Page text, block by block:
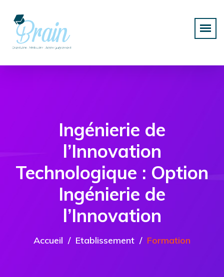
Ingénierie de
l’Innovation
Technologique : Option
Ingénierie de
l’Innovation
Accueil Etablissement Formation